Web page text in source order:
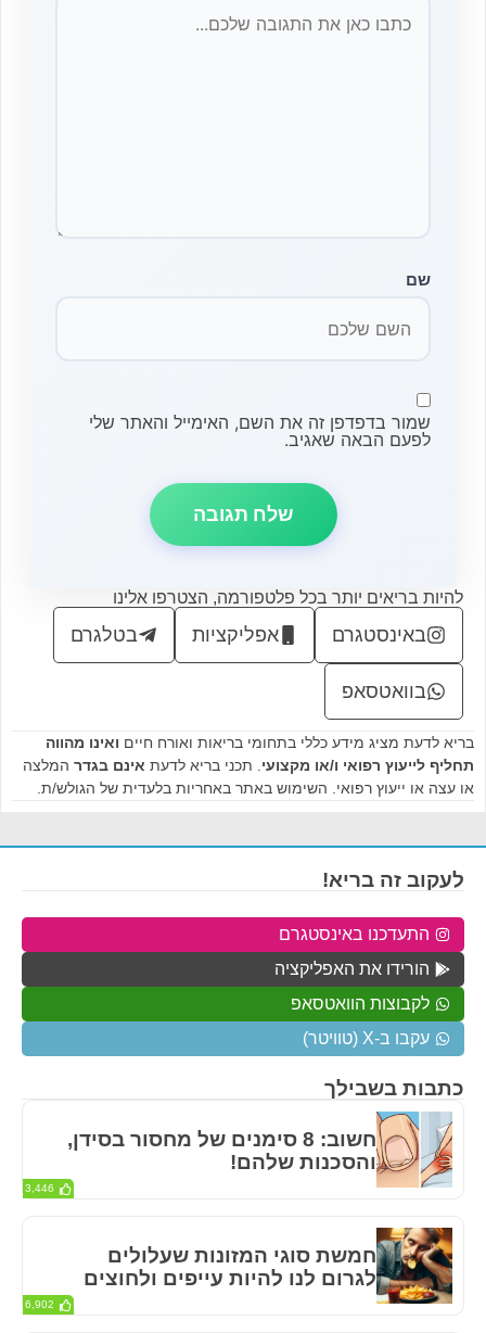
שם
שמור בדפדפן זה את השם, האימייל והאתר שלי
לפעם הבאה שאגיב.
להיות בריאים יותר בכל פלטפורמה, הצטרפו אלינו
באינסטגרם אפליקציות בטלגרם
בוואטסאפ
בריא לדעת מציג מידע כללי בתחומי בריאות ואורח חיים ואינו מהווה
תחליף לייעוץ רפואי ו/או מקצועי . תכני בריא לדעת אינם בגדר המלצה
או עצה או ייעוץ רפואי. השימוש באתר באחריות בלעדית של הגולש/ת.
כתבות בשבילך
חשוב: 8 סימנים של מחסור בסידן,
והסכנות שלהם!
3,446
חמשת סוגי המזונות שעלולים
לגרום לנו להיות עייפים ולחוצים
6,902
לעקוב זה בריא!
התעדכנו באינסטגרם
הורידו את האפליקציה
לקבוצות הוואטסאפ
עקבו ב-X (טוויטר)